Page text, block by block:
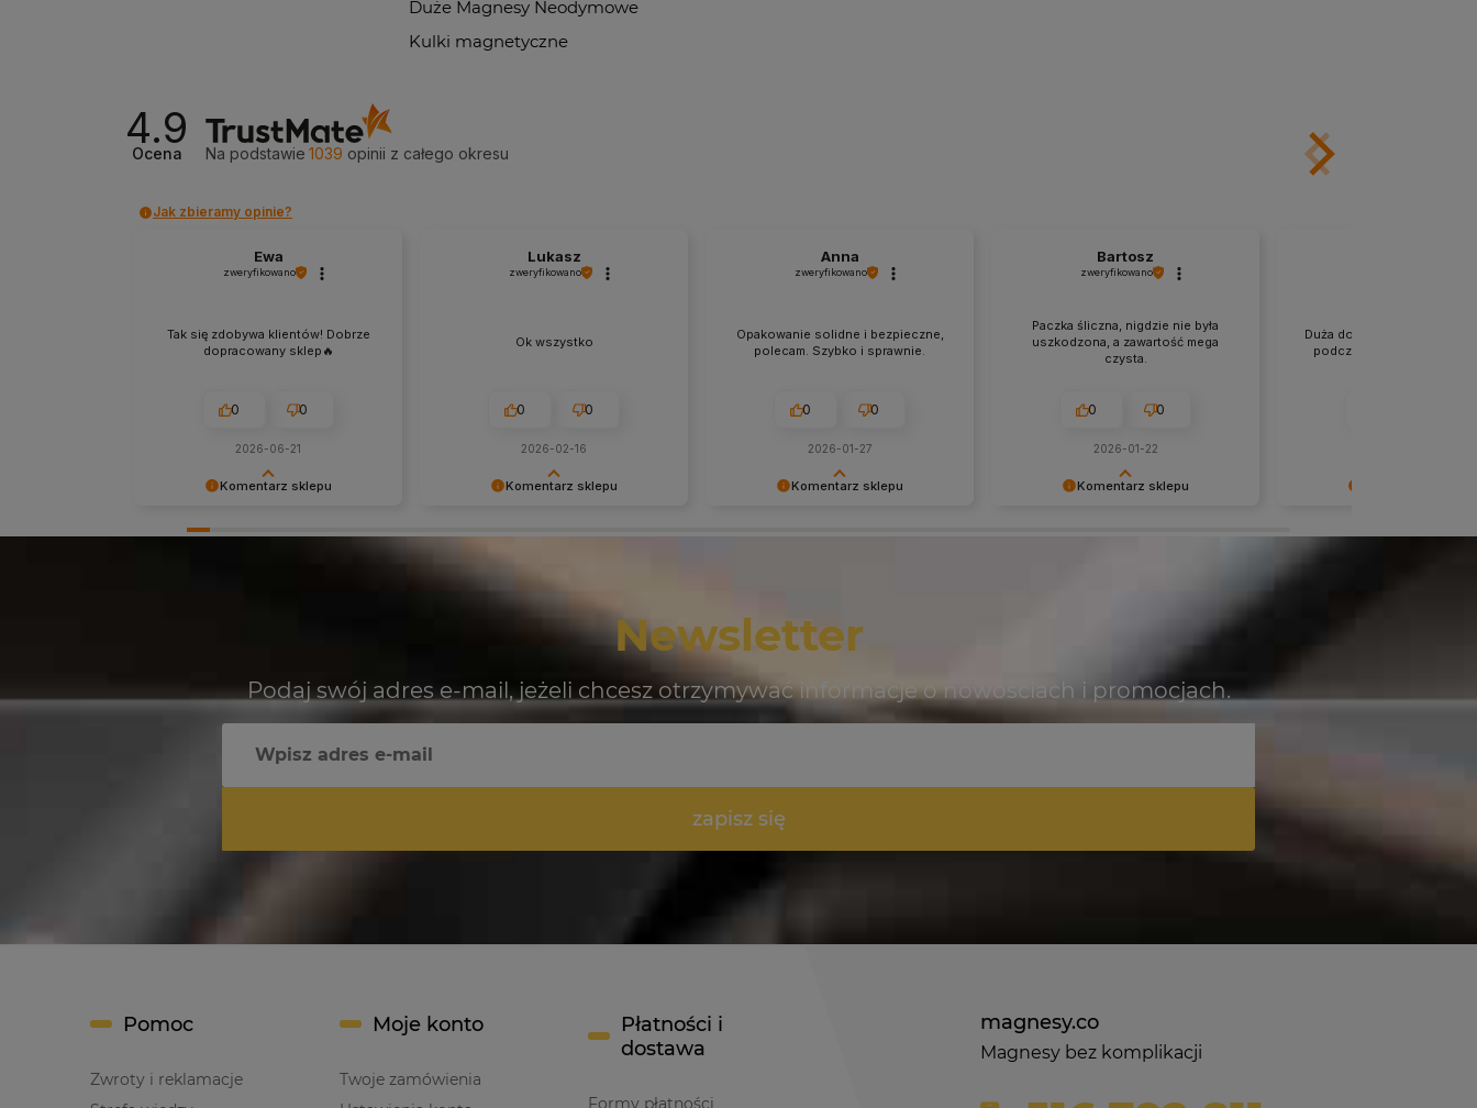
Duże Magnesy Neodymowe
Kulki magnetyczne
4.9
Ocena Na podstawie 1039 opinii z całego okresu
Jak zbieramy opinie?
Komentarz sklepu
Cieszymy się, że zakup przeszedł
Ewa
zweryfikowano
Tak się zdobywa klientów! Dobrze
dopracowany sklep🔥
0 0
2026-06-21
Komentarz sklepu
Cieszymy się, że zakup przeszedł
Lukasz
zweryfikowano
Ok wszystko
0 0
2026-02-16
Komentarz sklepu
jeszcze!
Anna
zweryfikowano
Opakowanie solidne i bezpieczne,
polecam. Szybko i sprawnie.
0 0
2026-01-27
Komentarz sklepu
Bartosz
zweryfikowano
Paczka śliczna, nigdzie nie była
uszkodzona, a zawartość mega
czysta.
0 0
2026-01-22
Doceniamy czas
Duża dostępność
podczas wyprzedaży.
Newsletter
Podaj swój adres e-mail, jeżeli chcesz otrzymywać informacje o nowościach i promocjach.
zapisz się
magnesy.co
Magnesy bez komplikacji
Pomoc
Zwroty i reklamacje
Moje konto
Twoje zamówienia
Płatności i
dostawa
Formy płatności